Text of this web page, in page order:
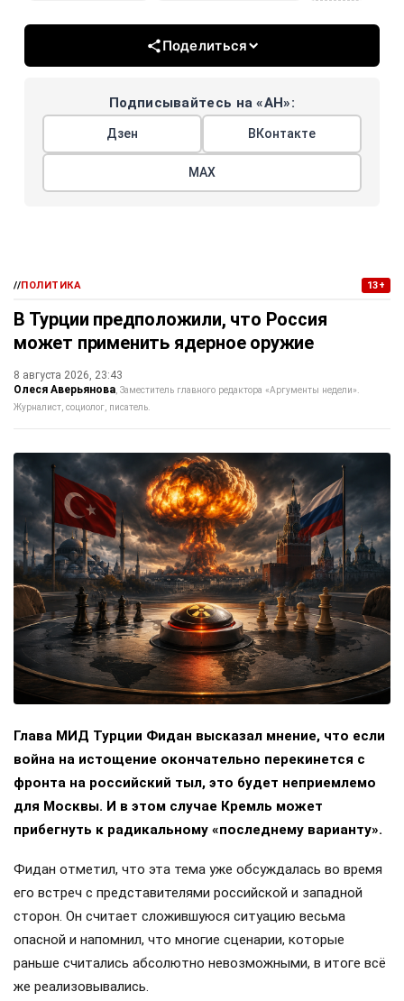
Поделиться
Подписывайтесь на «АН»:
Дзен ВКонтакте
МАХ
//ПОЛИТИКА 13+
В Турции предположили, что Россия
может применить ядерное оружие
8 августа 2026, 23:43
Олеся Аверьянова Заместитель главного редактора «Аргументы недели».
Журналист, социолог, писатель.
Глава МИД Турции Фидан высказал мнение, что если
война на истощение окончательно перекинется с
фронта на российский тыл, это будет неприемлемо
для Москвы. И в этом случае Кремль может
прибегнуть к радикальному «последнему варианту».
Фидан отметил, что эта тема уже обсуждалась во время
его встреч с представителями российской и западной
сторон. Он считает сложившуюся ситуацию весьма
опасной и напомнил, что многие сценарии, которые
раньше считались абсолютно невозможными, в итоге всё
же реализовывались.